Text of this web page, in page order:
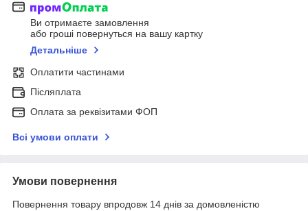
Ви отримаєте замовлення
або гроші повернуться на вашу картку
Детальніше
Оплатити частинами
Післяплата
Оплата за реквізитами ФОП
Всі умови оплати
Умови повернення
Повернення товару впродовж 14 днів за домовленістю